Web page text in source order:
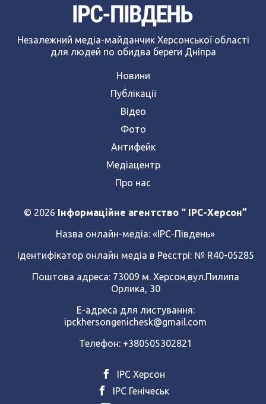
Незалежний медіа-майданчик Херсонської області
для людей по обидва береги Дніпра
Новини
Публікації
Відео
Фото
Антифейк
Медіацентр
Про нас
© 2026 Інформаційне агентство “ IPC-Херсон”
Назва онлайн-медіа: «ІРС-Південь»
Ідентифікатор онлайн медіа в Реєстрі: № R40-05285
Поштова адреса: 73009 м. Херсон,вул.Пилипа
Орлика, 30
Е-адреса для листування:
ipckhersongenichesk@gmail.com
Телефон: +380505302821
ІРС Херсон
ІРС Генічеськ